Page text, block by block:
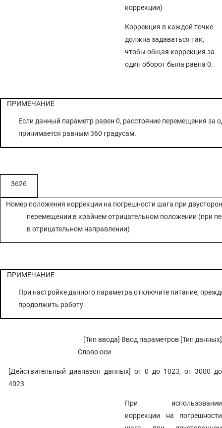
коррекции)
Коррекция в каждой точке
должна задаваться так,
чтобы общая коррекция за
один оборот была равна 0.
ПРИМЕЧАНИЕ
Если данный параметр равен 0, расстояние перемещения за
принимается равным 360 градусам.
3626
Номер положения коррекции на погрешности шага при
перемещении в крайнем отрицательном положении (при
в отрицательном направлении)
ПРИМЕЧАНИЕ
При настройке данного параметра отключите питание,
продолжить работу.
[Тип ввода] Ввод параметров [Тип данных]
Слово оси
[Действительный диапазон данных] от 0 до 1023, от 3000 до
4023
При использовании
коррекции на погрешности